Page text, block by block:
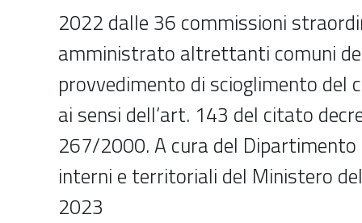
2022 dalle 36 commissioni
amministrato altrettanti comuni
provvedimento di scioglimento del
ai sensi dell’art. 143 del citato
267/2000. A cura del
interni e territoriali del Ministero
2023